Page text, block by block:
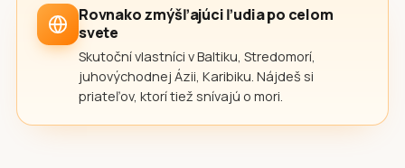
Rovnako zmýšľajúci ľudia po celom
svete
Skutoční vlastníci v Baltiku, Stredomorí,
juhovýchodnej Ázii, Karibiku. Nájdeš si
priateľov, ktorí tiež snívajú o mori.